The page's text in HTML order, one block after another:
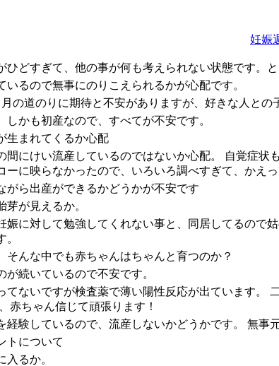
妊娠
ひどすぎて、他の事が何も考えられない状態です。
いるので無事にのりこえられるかが心配です。
の道のりに期待と不安がありますが、好きな人との
しかも初産なので、すべてが不安です。
生まれてくるか心配
間にけい流産しているのではないか心配。 自覚症
ーに映らなかったので、いろいろ調べすぎて、かえ
がら出産ができるかどうかが不安です
芽が見えるか。
娠に対して勉強してくれない事と、同居してるので
そんな中でも赤ちゃんはちゃんと育つのか？
が続いているので不安です。
てないですが検査薬で薄い陽性反応が出ています。
赤ちゃん信じて頑張ります！
経験しているので、流産しないかどうかです。 無事
トについて
入るか。